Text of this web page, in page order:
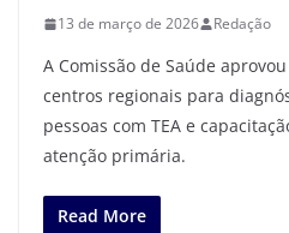
13 de março de 2026 Redação
A Comissão de Saúde
centros regionais para
pessoas com TEA e
atenção primária.
Read More